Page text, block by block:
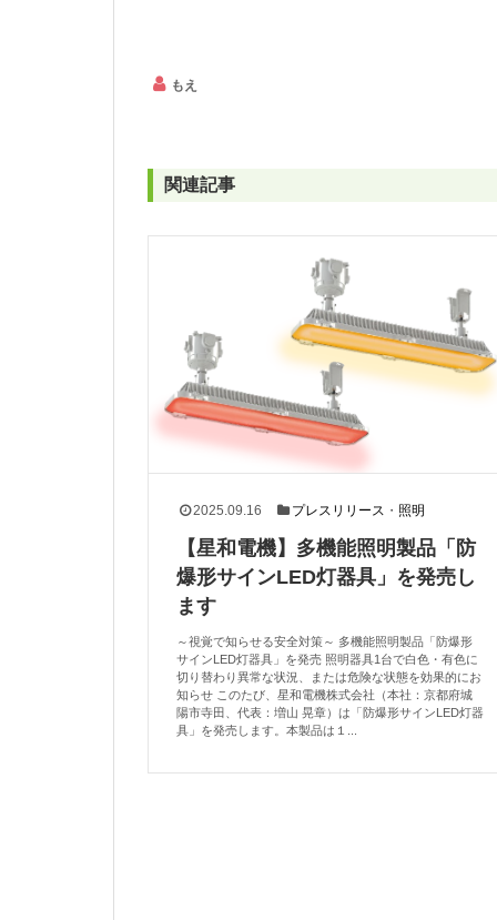
もえ
関連記事
2025.09.16 プレスリリース ・ 照明
【星和電機】多機能照明製品「防
爆形サインLED灯器具」を発売し
ます
～視覚で知らせる安全対策～ 多機能照明製品「防爆形
サインLED灯器具」を発売 照明器具1台で白色・有色に
切り替わり異常な状況、または危険な状態を効果的にお
知らせ このたび、星和電機株式会社（本社：京都府城
陽市寺田、代表：増山 晃章）は「防爆形サインLED灯器
具」を発売します。本製品は１...